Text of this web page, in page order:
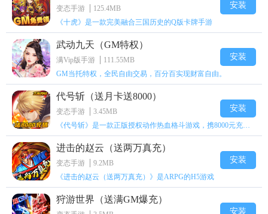
变态手游
125.4MB
《十虎》是一款完美融合三国历史的Q版卡牌手游
安装
武动九天（GM特权）
满Vip版手游
111.55MB
GM当托特权，全民自由交易，百分百实现财富自由。
安装
代号斩（送月卡送8000）
变态手游
3.45MB
《代号斩》是一款正版授权动作热血格斗游戏，携8000元充值壕礼福利来袭！
安装
进击的赵云（送两万真充）
变态手游
9.2MB
《进击的赵云（送两万真充）》是ARPG的H5游戏
安装
狩游世界（送满GM爆充）
安装